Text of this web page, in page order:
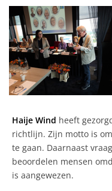
Haije Wind heeft
richtlijn. Zijn motto is
te gaan. Daarnaast
beoordelen mensen
is aangewezen.